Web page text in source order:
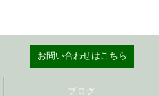
お問い合わせはこちら
ブログ